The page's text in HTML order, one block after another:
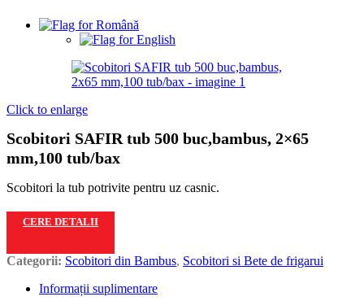
Click to enlarge
Scobitori SAFIR tub 500 buc,bambus, 2×65
mm,100 tub/bax
Scobitori la tub potrivite pentru uz casnic.
CERE DETALII
Categorii: Scobitori din Bambus, Scobitori si Bete de frigarui
Informații suplimentare